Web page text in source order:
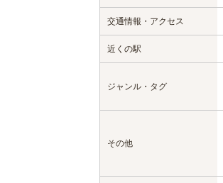
交通情報・アクセス
近くの駅
ジャンル・タグ
その他